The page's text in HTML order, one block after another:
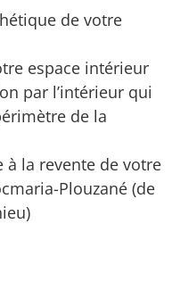
de votre
espace intérieur
par l’intérieur qui
de la
à la revente de votre
Plouzané (de